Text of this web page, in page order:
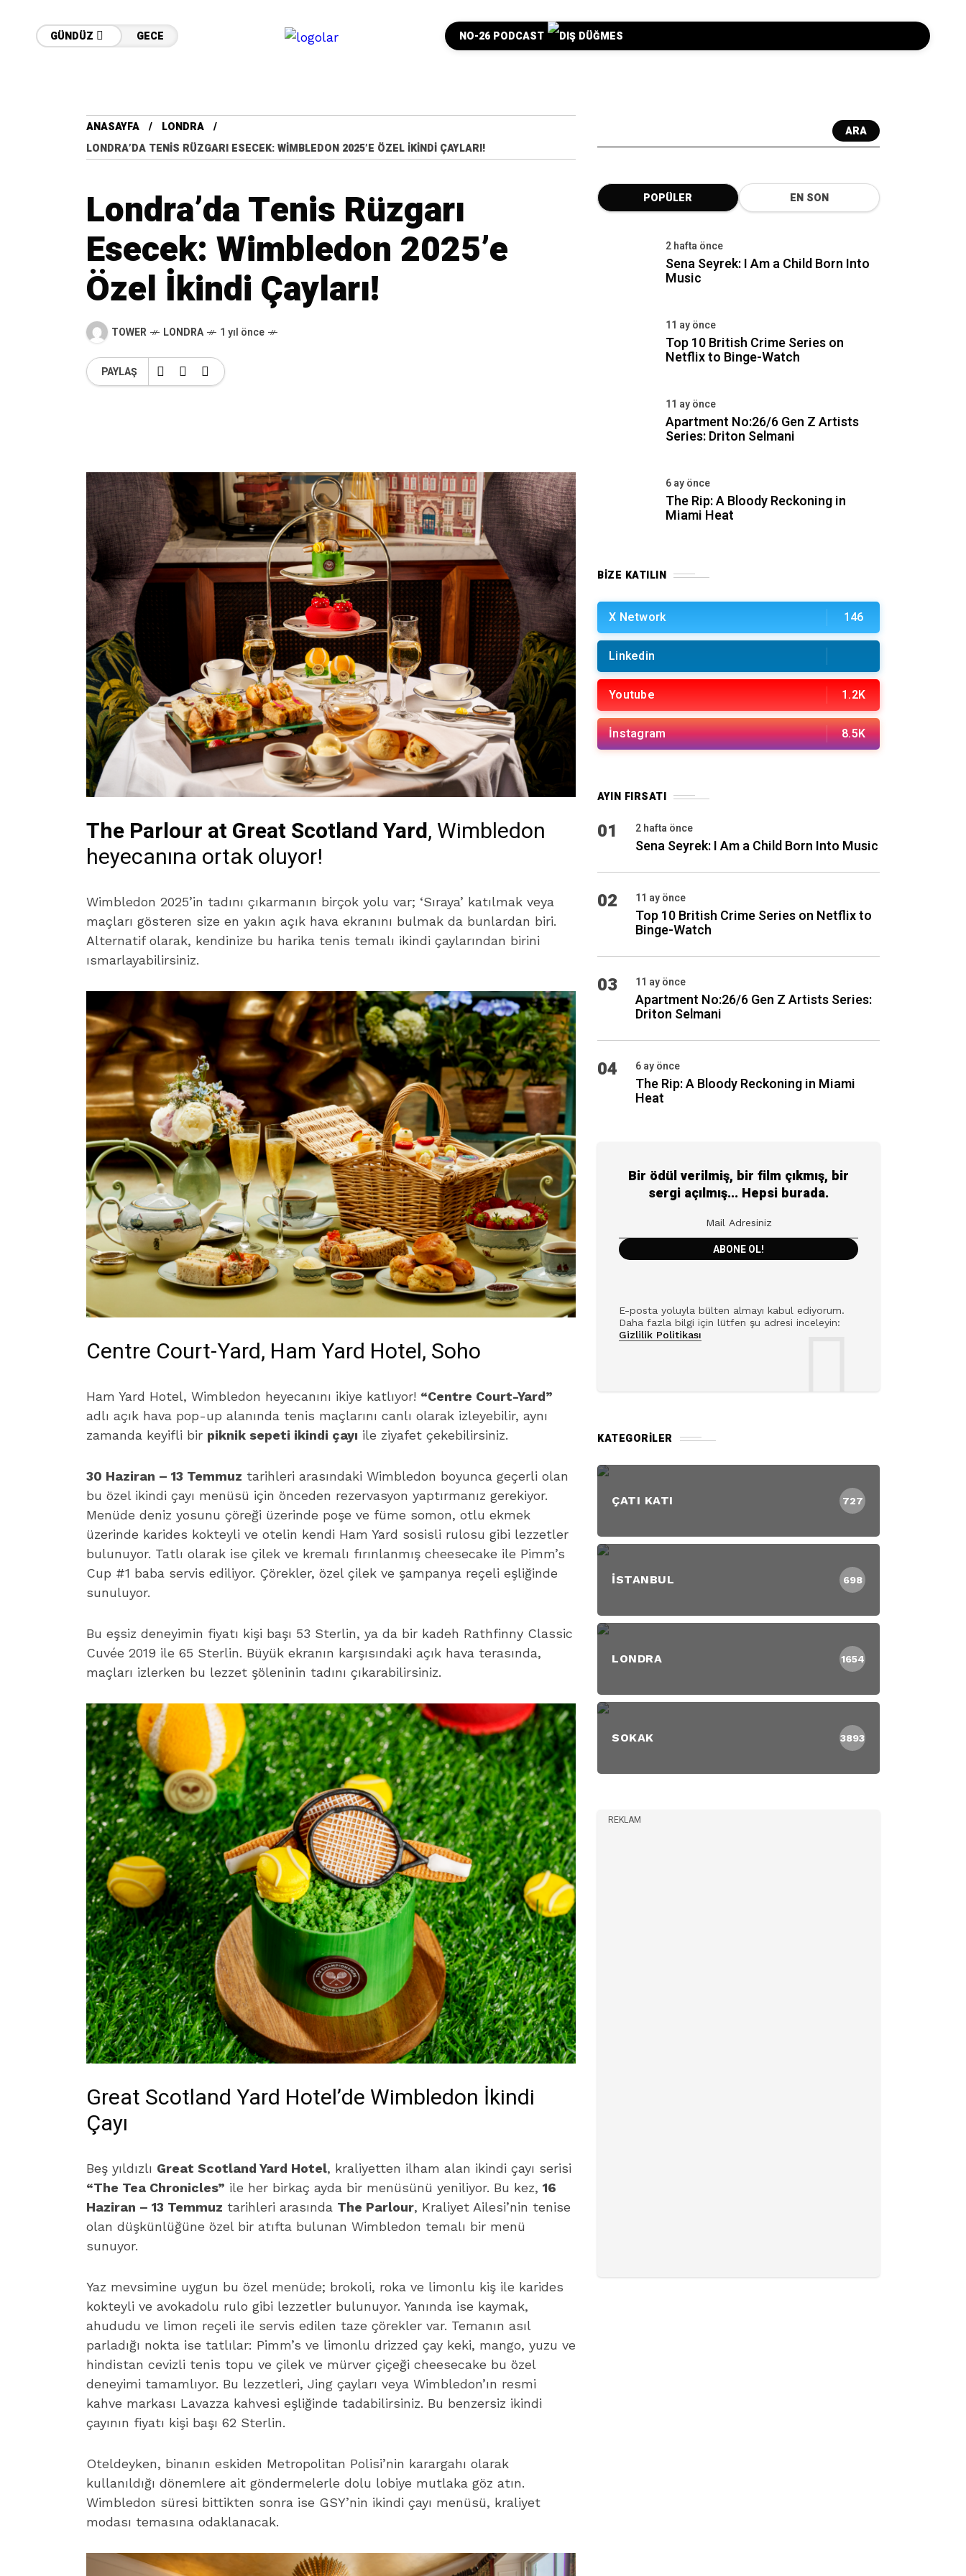
GÜNDÜZ GECE NO-26 PODCAST
ANASAYFA
LONDRA
LONDRA’DA TENIS RÜZGARI ESECEK: WIMBLEDON 2025’E ÖZEL İKINDI ÇAYLARI!
Londra’da Tenis Rüzgarı
Esecek: Wimbledon 2025’e
Özel İkindi Çayları!
TOWER LONDRA 1 yıl önce
PAYLAŞ
The Parlour at Great Scotland Yard, Wimbledon
heyecanına ortak oluyor!
Wimbledon 2025’in tadını çıkarmanın birçok yolu var; ‘Sıraya’ katılmak veya
maçları gösteren size en yakın açık hava ekranını bulmak da bunlardan biri.
Alternatif olarak, kendinize bu harika tenis temalı ikindi çaylarından birini
ısmarlayabilirsiniz.
Centre Court-Yard, Ham Yard Hotel, Soho
Ham Yard Hotel, Wimbledon heyecanını ikiye katlıyor! “Centre Court-Yard”
adlı açık hava pop-up alanında tenis maçlarını canlı olarak izleyebilir, aynı
zamanda keyifli bir piknik sepeti ikindi çayı ile ziyafet çekebilirsiniz.
30 Haziran – 13 Temmuz tarihleri arasındaki Wimbledon boyunca geçerli olan
bu özel ikindi çayı menüsü için önceden rezervasyon yaptırmanız gerekiyor.
Menüde deniz yosunu çöreği üzerinde poşe ve füme somon, otlu ekmek
üzerinde karides kokteyli ve otelin kendi Ham Yard sosisli rulosu gibi lezzetler
bulunuyor. Tatlı olarak ise çilek ve kremalı fırınlanmış cheesecake ile Pimm’s
Cup #1 baba servis ediliyor. Çörekler, özel çilek ve şampanya reçeli eşliğinde
sunuluyor.
Bu eşsiz deneyimin fiyatı kişi başı 53 Sterlin, ya da bir kadeh Rathfinny Classic
Cuvée 2019 ile 65 Sterlin. Büyük ekranın karşısındaki açık hava terasında,
maçları izlerken bu lezzet şöleninin tadını çıkarabilirsiniz.
Great Scotland Yard Hotel’de Wimbledon İkindi
Çayı
Beş yıldızlı Great Scotland Yard Hotel, kraliyetten ilham alan ikindi çayı serisi
“The Tea Chronicles” ile her birkaç ayda bir menüsünü yeniliyor. Bu kez, 16
Haziran – 13 Temmuz tarihleri arasında The Parlour, Kraliyet Ailesi’nin tenise
olan düşkünlüğüne özel bir atıfta bulunan Wimbledon temalı bir menü
sunuyor.
Yaz mevsimine uygun bu özel menüde; brokoli, roka ve limonlu kiş ile karides
kokteyli ve avokadolu rulo gibi lezzetler bulunuyor. Yanında ise kaymak,
ahududu ve limon reçeli ile servis edilen taze çörekler var. Temanın asıl
parladığı nokta ise tatlılar: Pimm’s ve limonlu drizzed çay keki, mango, yuzu ve
hindistan cevizli tenis topu ve çilek ve mürver çiçeği cheesecake bu özel
deneyimi tamamlıyor. Bu lezzetleri, Jing çayları veya Wimbledon’ın resmi
kahve markası Lavazza kahvesi eşliğinde tadabilirsiniz. Bu benzersiz ikindi
çayının fiyatı kişi başı 62 Sterlin.
Oteldeyken, binanın eskiden Metropolitan Polisi’nin karargahı olarak
kullanıldığı dönemlere ait göndermelerle dolu lobiye mutlaka göz atın.
Wimbledon süresi bittikten sonra ise GSY’nin ikindi çayı menüsü, kraliyet
modası temasına odaklanacak.
ARA
POPÜLER EN SON
2 hafta önce
Sena Seyrek: I Am a Child Born Into
Music
11 ay önce
Top 10 British Crime Series on
Netflix to Binge-Watch
11 ay önce
Apartment No:26/6 Gen Z Artists
Series: Driton Selmani
6 ay önce
The Rip: A Bloody Reckoning in
Miami Heat
BIZE KATILIN
X Network 146
Linkedin
Youtube 1.2K
İnstagram 8.5K
AYIN FIRSATI
01 2 hafta önce
Sena Seyrek: I Am a Child Born Into Music
02 11 ay önce
Top 10 British Crime Series on Netflix to
Binge-Watch
03 11 ay önce
Apartment No:26/6 Gen Z Artists Series:
Driton Selmani
04 6 ay önce
The Rip: A Bloody Reckoning in Miami
Heat
Bir ödül verilmiş, bir film çıkmış, bir
sergi açılmış... Hepsi burada.
E-posta yoluyla bülten almayı kabul ediyorum.
Daha fazla bilgi için lütfen şu adresi inceleyin:
Gizlilik Politikası
KATEGORILER
ÇATI KATI 727
İSTANBUL 698
LONDRA 1654
SOKAK 3893
REKLAM